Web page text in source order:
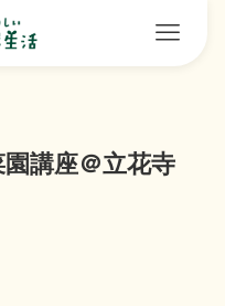
講座＠立花寺